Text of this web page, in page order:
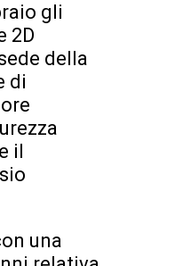
gli
2D
della
di
il
una